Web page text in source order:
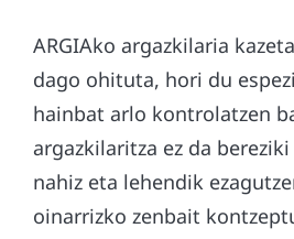
ARGIAko argazkilaria
dago ohituta, hori du
hainbat arlo kontrolatzen
argazkilaritza ez da
nahiz eta lehendik
oinarrizko zenbait